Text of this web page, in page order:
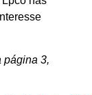
página 3,